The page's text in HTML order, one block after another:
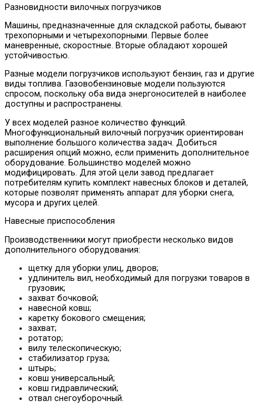
Разновидности вилочных погрузчиков
Машины, предназначенные для складской работы, бывают
трехопорными и четырехопорными. Первые более
маневренные, скоростные. Вторые обладают хорошей
устойчивостью.
Разные модели погрузчиков используют бензин, газ и другие
виды топлива. Газовобензиновые модели пользуются
спросом, поскольку оба вида энергоносителей в наиболее
доступны и распространены.
У всех моделей разное количество функций.
Многофункциональный вилочный погрузчик ориентирован
выполнение большого количества задач. Добиться
расширения опций можно, если применить дополнительное
оборудование. Большинство моделей можно
модифицировать. Для этой цели завод предлагает
потребителям купить комплект навесных блоков и деталей,
которые позволят применять аппарат для уборки снега,
мусора и других целей.
Навесные приспособления
Производственники могут приобрести несколько видов
дополнительного оборудования:
щетку для уборки улиц, дворов;
удлинитель вил, необходимый для погрузки товаров в
грузовик;
захват бочковой;
навесной ковш;
каретку бокового смещения;
захват;
ротатор;
вилу телескопическую;
стабилизатор груза;
штырь;
ковш универсальный;
ковш гидравлический;
отвал снегоуборочный.